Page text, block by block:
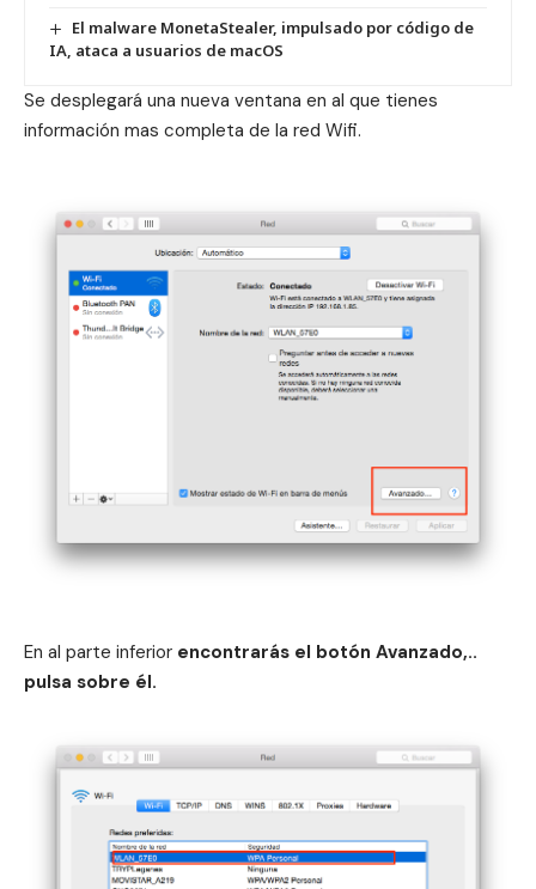
El malware MonetaStealer, impulsado por código de
IA, ataca a usuarios de macOS
Se desplegará una nueva ventana en al que tienes
información mas completa de la red Wifi.
En al parte inferior encontrarás el botón Avanzado,..
pulsa sobre él.